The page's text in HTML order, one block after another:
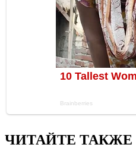
ЧИТАЙТЕ ТАКЖЕ